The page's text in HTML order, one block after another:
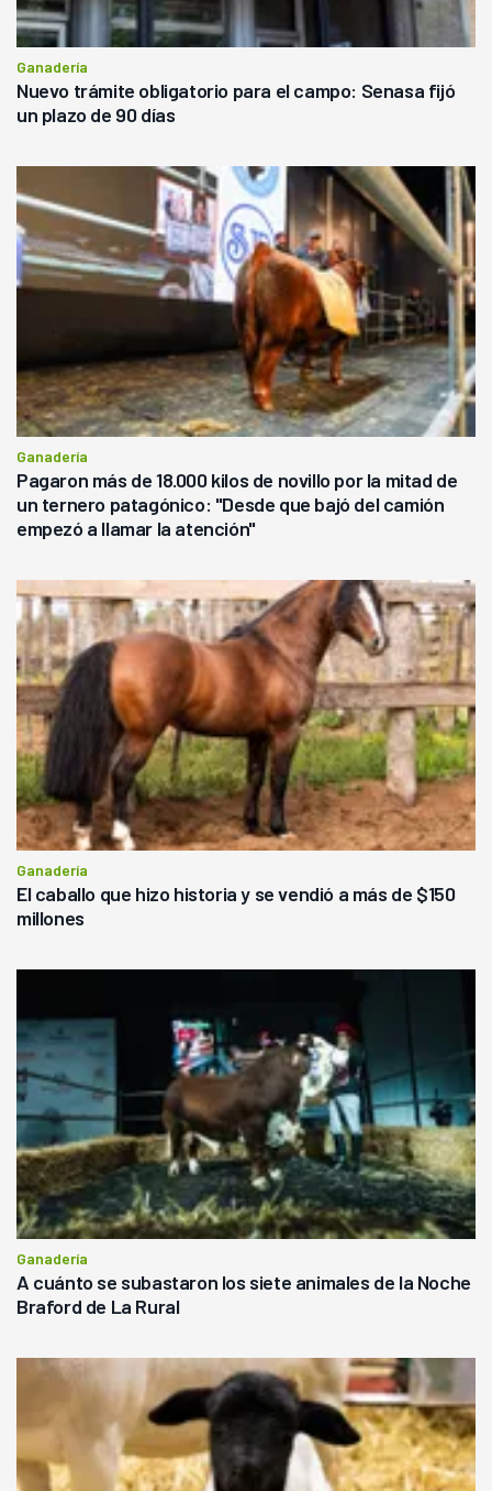
Ganadería
Nuevo trámite obligatorio para el campo: Senasa fijó
un plazo de 90 días
Ganadería
Pagaron más de 18.000 kilos de novillo por la mitad de
un ternero patagónico: "Desde que bajó del camión
empezó a llamar la atención"
Ganadería
El caballo que hizo historia y se vendió a más de $150
millones
Ganadería
A cuánto se subastaron los siete animales de la Noche
Braford de La Rural